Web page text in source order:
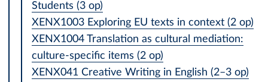
Students (3 op)
XENX1003 Exploring EU texts in context (2 op)
XENX1004 Translation as cultural mediation:
culture-specific items (2 op)
XENX041 Creative Writing in English (2–3 op)